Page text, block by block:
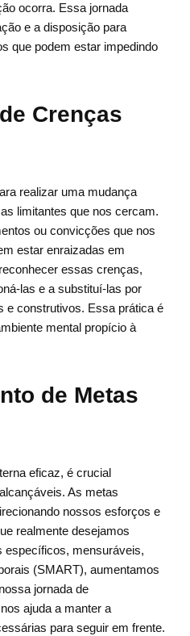
ocorra. Essa jornada
e a disposição para
que podem estar impedindo
Crenças
realizar uma mudança
limitantes que nos cercam.
ou convicções que nos
estar enraizadas em
essas crenças,
las e a substituí-las por
e construtivos. Essa prática é
mental propício à
de Metas
eficaz, é crucial
As metas
nossos esforços e
realmente desejamos
específicos, mensuráveis,
(SMART), aumentamos
jornada de
ajuda a manter a
para seguir em frente.